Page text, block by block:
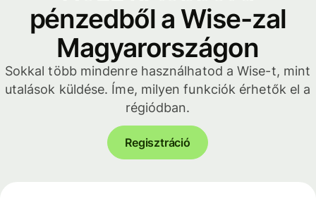
pénzedből a Wise-zal
Magyarországon
Sokkal több mindenre használhatod a Wise-t, mint
utalások küldése. Íme, milyen funkciók érhetők el a
régiódban.
Regisztráció